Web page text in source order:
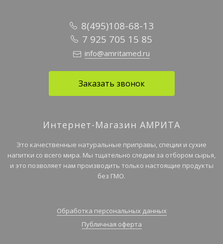
8(495)108-68-13
7 925 705 15 85
info@amritamed.ru
Заказать звонок
Интернет-Магазин АМРИТА
Это качественные натуральные приправы, специи и сухие
напитки со всего мира. Мы тщательно следим за отбором сырья,
и это позволяет нам производить только настоящие продукты
без ГМО.
Обработка персональных данных
Публичная оферта